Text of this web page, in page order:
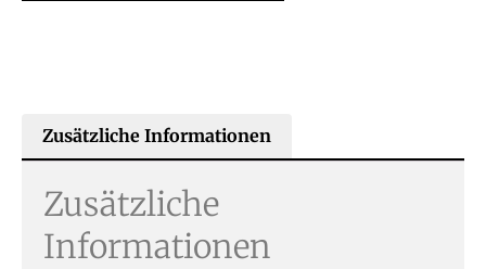
Zusätzliche Informationen
Zusätzliche
Informationen